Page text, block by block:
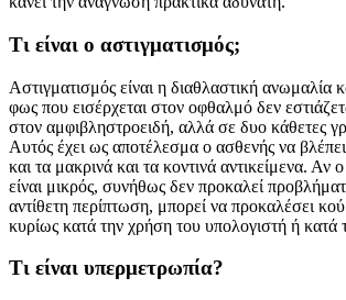
Τι είναι ο αστιγματισμός;
Αστιγματισμός είναι η διαθλαστική ανωμαλία
φως που εισέρχεται στον οφθαλμό δεν
στον αμφιβληστροειδή, αλλά σε δυο κάθετες
Αυτός έχει ως αποτέλεσμα ο ασθενής να
και τα μακρινά και τα κοντινά αντικείμενα. Αν
είναι μικρός, συνήθως δεν προκαλεί
αντίθετη περίπτωση, μπορεί να προκαλέσει
κυρίως κατά την χρήση του υπολογιστή ή κατά
Τι είναι υπερμετρωπία?